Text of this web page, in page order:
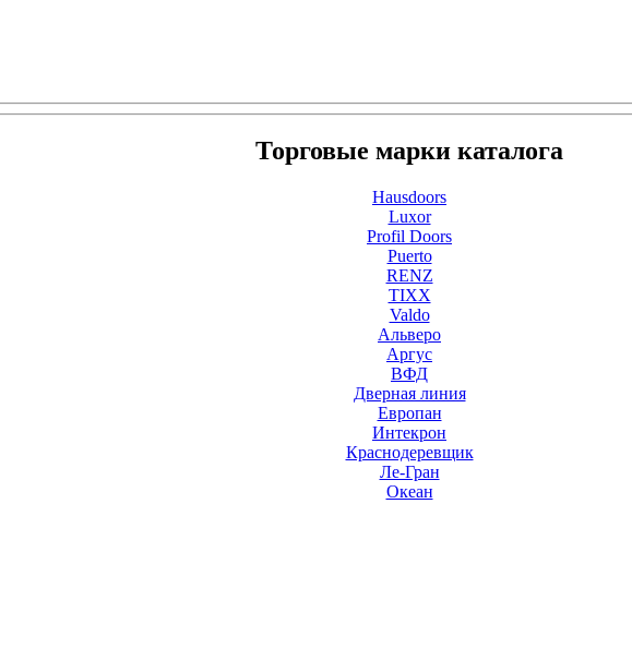
Торговые марки каталога
Hausdoors
Luxor
Profil Doors
Puerto
RENZ
TIXX
Valdo
Альверо
Аргус
ВФД
Дверная линия
Европан
Интекрон
Краснодеревщик
Ле-Гран
Океан